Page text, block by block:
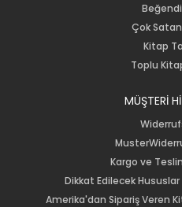
Çok
Kitap
Toplu
MÜŞTERİ
Kargo ve
Dikkat Edilecek Hususlar
Amerika'dan Sipariş Veren